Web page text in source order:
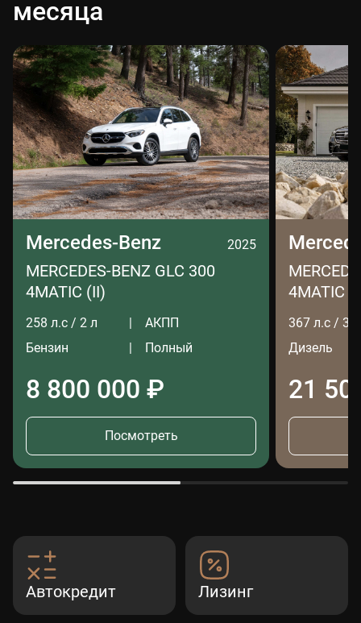
месяца
Mercedes-Benz 2025
MERCEDES-BENZ GLC 300
4MATIC (II)
258 л.с / 2 л
АКПП
Бензин
Полный
8 800 000 ₽
Посмотреть
4MATIC
367 л.с / 3 л
Дизель
21
Автокредит Лизинг